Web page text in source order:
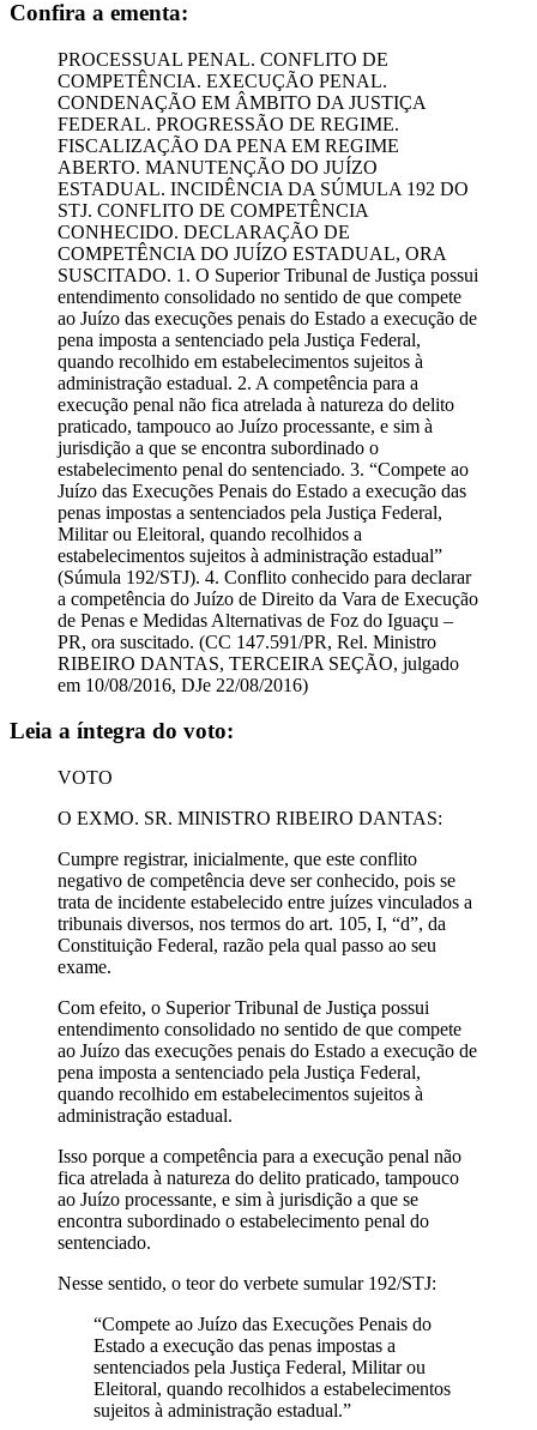
Confira a ementa:
PROCESSUAL PENAL. CONFLITO DE
COMPETÊNCIA. EXECUÇÃO PENAL.
CONDENAÇÃO EM ÂMBITO DA JUSTIÇA
FEDERAL. PROGRESSÃO DE REGIME.
FISCALIZAÇÃO DA PENA EM REGIME
ABERTO. MANUTENÇÃO DO JUÍZO
ESTADUAL. INCIDÊNCIA DA SÚMULA 192 DO
STJ. CONFLITO DE COMPETÊNCIA
CONHECIDO. DECLARAÇÃO DE
COMPETÊNCIA DO JUÍZO ESTADUAL, ORA
SUSCITADO. 1. O Superior Tribunal de Justiça possui
entendimento consolidado no sentido de que compete
ao Juízo das execuções penais do Estado a execução de
pena imposta a sentenciado pela Justiça Federal,
quando recolhido em estabelecimentos sujeitos à
administração estadual. 2. A competência para a
execução penal não fica atrelada à natureza do delito
praticado, tampouco ao Juízo processante, e sim à
jurisdição a que se encontra subordinado o
estabelecimento penal do sentenciado. 3. “Compete ao
Juízo das Execuções Penais do Estado a execução das
penas impostas a sentenciados pela Justiça Federal,
Militar ou Eleitoral, quando recolhidos a
estabelecimentos sujeitos à administração estadual”
(Súmula 192/STJ). 4. Conflito conhecido para declarar
a competência do Juízo de Direito da Vara de Execução
de Penas e Medidas Alternativas de Foz do Iguaçu –
PR, ora suscitado. (CC 147.591/PR, Rel. Ministro
RIBEIRO DANTAS, TERCEIRA SEÇÃO, julgado
em 10/08/2016, DJe 22/08/2016)
Leia a íntegra do voto:
VOTO
O EXMO. SR. MINISTRO RIBEIRO DANTAS:
Cumpre registrar, inicialmente, que este conflito
negativo de competência deve ser conhecido, pois se
trata de incidente estabelecido entre juízes vinculados a
tribunais diversos, nos termos do art. 105, I, “d”, da
Constituição Federal, razão pela qual passo ao seu
exame.
Com efeito, o Superior Tribunal de Justiça possui
entendimento consolidado no sentido de que compete
ao Juízo das execuções penais do Estado a execução de
pena imposta a sentenciado pela Justiça Federal,
quando recolhido em estabelecimentos sujeitos à
administração estadual.
Isso porque a competência para a execução penal não
fica atrelada à natureza do delito praticado, tampouco
ao Juízo processante, e sim à jurisdição a que se
encontra subordinado o estabelecimento penal do
sentenciado.
Nesse sentido, o teor do verbete sumular 192/STJ:
“Compete ao Juízo das Execuções Penais do
Estado a execução das penas impostas a
sentenciados pela Justiça Federal, Militar ou
Eleitoral, quando recolhidos a estabelecimentos
sujeitos à administração estadual.”